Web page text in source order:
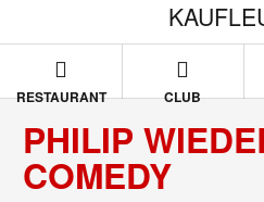
RESTAURANT CLUB
PHILIP
COMEDY